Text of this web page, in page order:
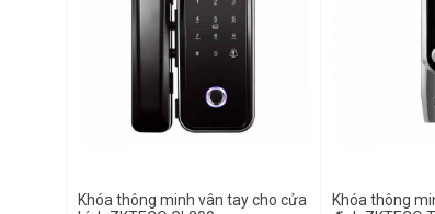
Khóa thông minh vân tay cho cửa
Khóa thông